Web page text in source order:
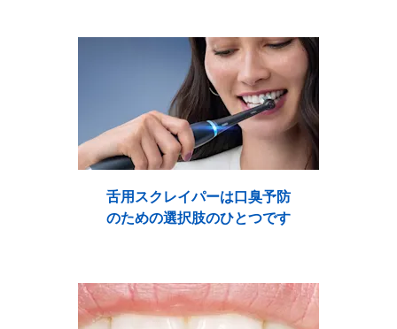
舌用スクレイパーは口臭予防
のための選択肢のひとつです